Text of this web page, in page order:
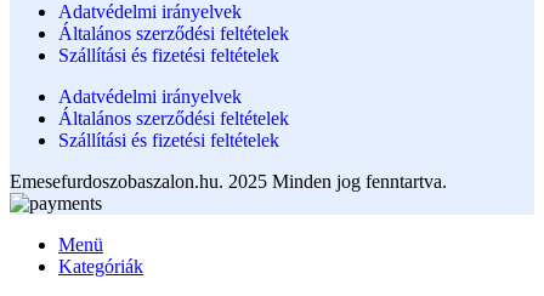
Adatvédelmi irányelvek
Általános szerződési feltételek
Szállítási és fizetési feltételek
Adatvédelmi irányelvek
Általános szerződési feltételek
Szállítási és fizetési feltételek
Emesefurdoszobaszalon.hu. 2025 Minden jog fenntartva.
Menü
Kategóriák